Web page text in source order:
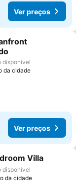
Ver preços
favoritos
disponível
da cidade
Ver preços
favoritos
Villa
disponível
da cidade